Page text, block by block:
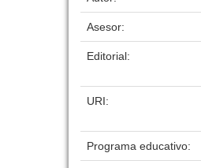
Asesor:
Editorial:
URI:
Programa educativo: